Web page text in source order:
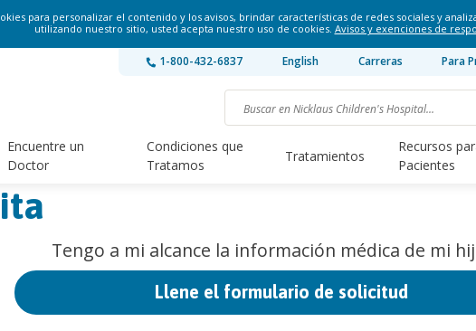
para personalizar el contenido y los avisos, brindar características de redes sociales y
utilizando nuestro sitio, usted acepta nuestro uso de cookies. Avisos y exenciones de
1-800-432-6837 English Carreras Para
Encuentre un
Doctor
Condiciones que
Tratamos
Tratamientos
Recursos
Pacientes
Tengo a mi alcance la información médica de mi
Llene el formulario de solicitud